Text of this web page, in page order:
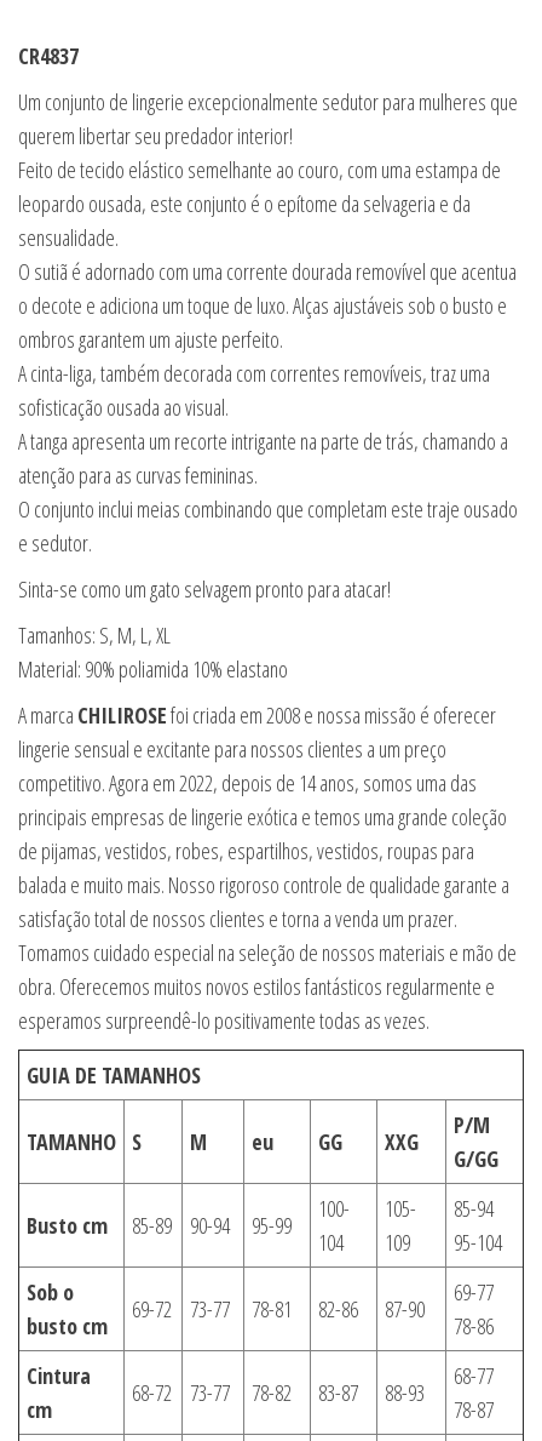
CR4837
Um conjunto de lingerie excepcionalmente sedutor para mulheres que
querem libertar seu predador interior!
Feito de tecido elástico semelhante ao couro, com uma estampa de
leopardo ousada, este conjunto é o epítome da selvageria e da
sensualidade.
O sutiã é adornado com uma corrente dourada removível que acentua
o decote e adiciona um toque de luxo. Alças ajustáveis sob o busto e
ombros garantem um ajuste perfeito.
A cinta-liga, também decorada com correntes removíveis, traz uma
sofisticação ousada ao visual.
A tanga apresenta um recorte intrigante na parte de trás, chamando a
atenção para as curvas femininas.
O conjunto inclui meias combinando que completam este traje ousado
e sedutor.
Sinta-se como um gato selvagem pronto para atacar!
Tamanhos: S, M, L, XL
Material: 90% poliamida 10% elastano
A marca CHILIROSEfoi criada em 2008 e nossa missão é oferecer
lingerie sensual e excitante para nossos clientes a um preço
competitivo. Agora em 2022, depois de 14 anos, somos uma das
principais empresas de lingerie exótica e temos uma grande coleção
de pijamas, vestidos, robes, espartilhos, vestidos, roupas para
balada e muito mais. Nosso rigoroso controle de qualidade garante a
satisfação total de nossos clientes e torna a venda um prazer.
Tomamos cuidado especial na seleção de nossos materiais e mão de
obra. Oferecemos muitos novos estilos fantásticos regularmente e
esperamos surpreendê-lo positivamente todas as vezes.
GUIA DE TAMANHOS
TAMANHO S M eu GG XXG
P/M
G/GG
Busto cm 85-89 90-94 95-99
100-
104
105-
109
85-94
95-104
Sob o
busto cm
69-72 73-77 78-81 82-86 87-90
69-77
78-86
Cintura
cm
68-72 73-77 78-82 83-87 88-93
68-77
78-87